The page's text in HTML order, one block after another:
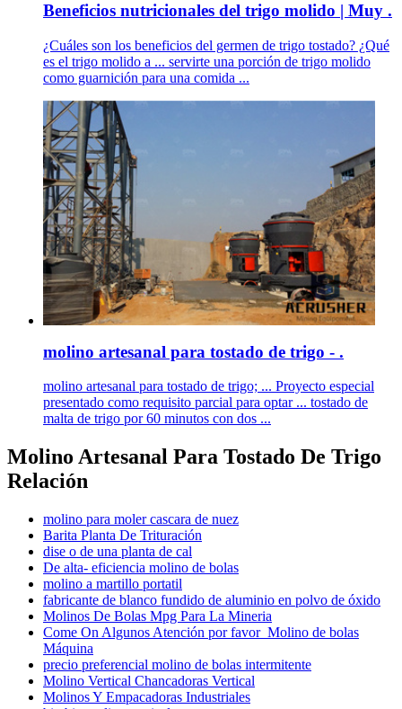
Beneficios nutricionales del trigo molido | Muy .
¿Cuáles son los beneficios del germen de trigo tostado? ¿Qué
es el trigo molido a ... servirte una porción de trigo molido
como guarnición para una comida ...
molino artesanal para tostado de trigo - .
molino artesanal para tostado de trigo; ... Proyecto especial
presentado como requisito parcial para optar ... tostado de
malta de trigo por 60 minutos con dos ...
Molino Artesanal Para Tostado De Trigo
Relación
molino para moler cascara de nuez
Barita Planta De Trituración
dise o de una planta de cal
De alta- eficiencia molino de bolas
molino a martillo portatil
fabricante de blanco fundido de aluminio en polvo de óxido
Molinos De Bolas Mpg Para La Mineria
Come On Algunos Atención por favor Molino de bolas
Máquina
precio preferencial molino de bolas intermitente
Molino Vertical Chancadoras Vertical
Molinos Y Empacadoras Industriales